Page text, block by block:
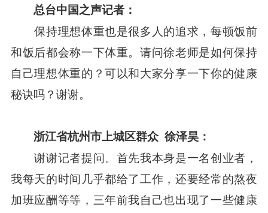
总台中国之声记者：
保持理想体重也是很多人的追求，每顿饭前
和饭后都会称一下体重。请问徐老师是如何保持
自己理想体重的？可以和大家分享一下你的健康
秘诀吗？谢谢。
浙江省杭州市上城区群众 徐泽昊：
谢谢记者提问。首先我本身是一名创业者，
我每天的时间几乎都给了工作，还要经常的熬夜
加班应酬等等，三年前我自己也出现了一些健康